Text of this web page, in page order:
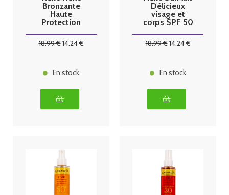
Bronzante
Haute
Protection
18.99€14.24€
En stock
Délicieux
visage et
corps SPF 50
18.99€14.24€
En stock